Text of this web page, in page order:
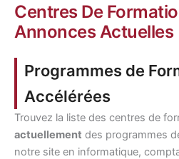
Centres De
Annonces Actuelles
Programmes de
Accélérées
Trouvez la liste des centres de
actuellement des programmes
notre site en informatique,